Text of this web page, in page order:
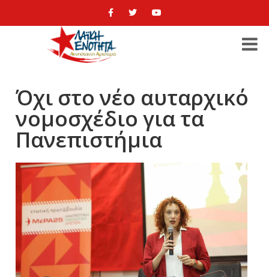
Όχι στο νέο αυταρχικό
νομοσχέδιο για τα
Πανεπιστήμια